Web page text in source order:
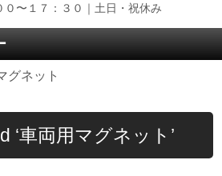
０〜１７：３０｜土日・祝休み
グネット
‘車両用マグネット’